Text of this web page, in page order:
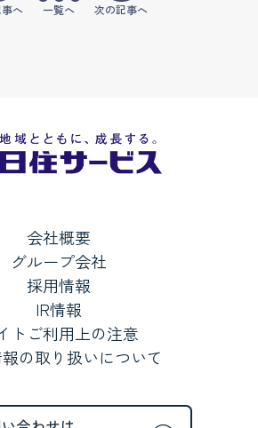
へ 一覧へ 次の記事へ
会社概要
グループ会社
採用情報
IR情報
トご利用上の注意
の取り扱いについて